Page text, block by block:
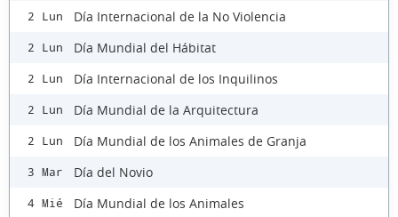
2 Lun Día Internacional de la No Violencia
2 Lun Día Mundial del Hábitat
2 Lun Día Internacional de los Inquilinos
2 Lun Día Mundial de la Arquitectura
2 Lun Día Mundial de los Animales de Granja
3 Mar Día del Novio
4 Mié Día Mundial de los Animales